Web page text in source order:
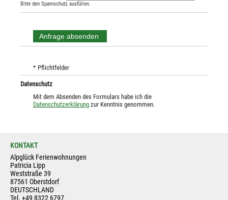
Bitte den Spamschutz ausfüllen.
* Pflichtfelder
Datenschutz
Mit dem Absenden des Formulars habe ich die
Datenschutzerklärung zur Kenntnis genommen.
KONTAKT
Alpglück Ferienwohnungen
Patricia Lipp
Weststraße 39
87561 Oberstdorf
DEUTSCHLAND
Tel. +49 8322 6797